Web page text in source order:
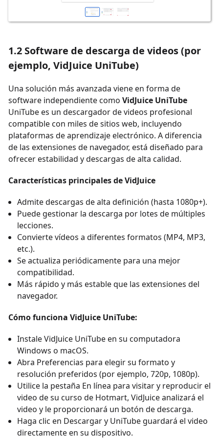
1.2 Software de descarga de videos (por
ejemplo, VidJuice UniTube)
Una solución más avanzada viene en forma de
software independiente como VidJuice UniTube
UniTube es un descargador de videos profesional
compatible con miles de sitios web, incluyendo
plataformas de aprendizaje electrónico. A diferencia
de las extensiones de navegador, está diseñado para
ofrecer estabilidad y descargas de alta calidad.
Características principales de VidJuice
Admite descargas de alta definición (hasta 1080p+).
Puede gestionar la descarga por lotes de múltiples
lecciones.
Convierte vídeos a diferentes formatos (MP4, MP3,
etc.).
Se actualiza periódicamente para una mejor
compatibilidad.
Más rápido y más estable que las extensiones del
navegador.
Cómo funciona VidJuice UniTube:
Instale VidJuice UniTube en su computadora
Windows o macOS.
Abra Preferencias para elegir su formato y
resolución preferidos (por ejemplo, 720p, 1080p).
Utilice la pestaña En línea para visitar y reproducir el
video de su curso de Hotmart, VidJuice analizará el
video y le proporcionará un botón de descarga.
Haga clic en Descargar y UniTube guardará el video
directamente en su dispositivo.